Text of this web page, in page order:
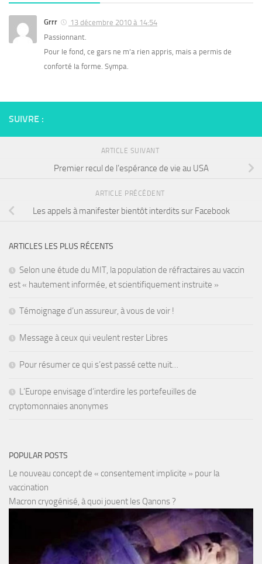
Grrr
13 décembre 2010 à 14:54
Passionnant.
Pour le fond, ce gars ne m’a rien appris, mais a permis de
conforté la forme. Sympa.
SUIVRE :
ARTICLE SUIVANT
Premier recul de l’espérance de vie au USA
ARTICLE PRÉCÉDENT
Les appels à manifester bientôt interdits sur Facebook
ARTICLES LES PLUS RÉCENTS
Selon une étude du MIT, la population de réfractaires au vaccin
est « hautement informée, et scientifiquement instruite »
Témoignage d’un assureur, à vous de voir !
Message à ceux qui veulent rester Libres
Pour résumer ce qui s’est passé cette nuit…
L’Europe envisage d’interdire les portefeuilles de
cryptomonnaies anonymes
POPULAR POSTS
Le nouveau concept de « consentement implicite » pour la
vaccination
Macron cryogénisé, à quoi jouent les Qanons ?